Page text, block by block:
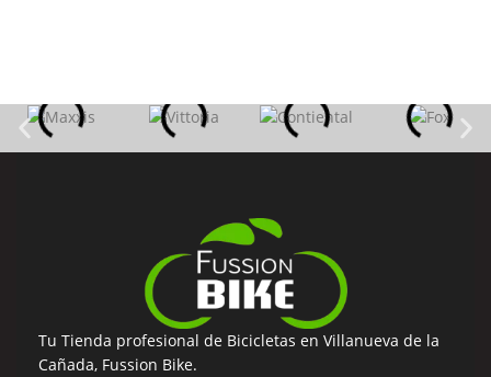
Tu Tienda profesional de Bicicletas en Villanueva de la
Cañada, Fussion Bike.